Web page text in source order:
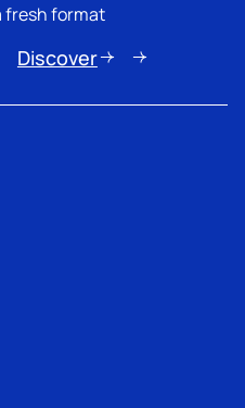
fresh format
Discover